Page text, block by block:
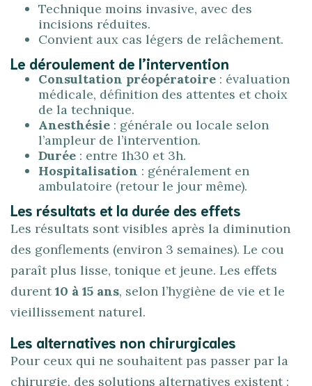
Technique moins invasive, avec des
incisions réduites.
Convient aux cas légers de relâchement.
Le déroulement de l’intervention
Consultation préopératoire : évaluation
médicale, définition des attentes et choix
de la technique.
Anesthésie : générale ou locale selon
l’ampleur de l’intervention.
Durée : entre 1h30 et 3h.
Hospitalisation : généralement en
ambulatoire (retour le jour même).
Les résultats et la durée des effets
Les résultats sont visibles après la diminution
des gonflements (environ 3 semaines). Le cou
paraît plus lisse, tonique et jeune. Les effets
durent10 à 15 ans, selon l’hygiène de vie et le
vieillissement naturel.
Les alternatives non chirurgicales
Pour ceux qui ne souhaitent pas passer par la
chirurgie, des solutions alternatives existent :